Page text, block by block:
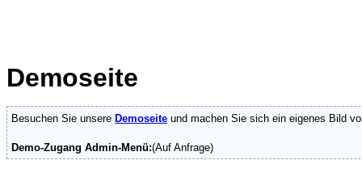
Demoseite
Besuchen Sie unsere Demoseite und machen Sie sich ein eigenes Bild
Demo-Zugang Admin-Menü:(Auf Anfrage)